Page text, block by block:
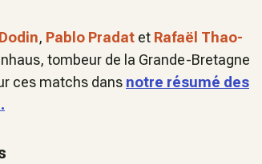
, Pablo Pradat et Rafaël Thao-
tombeur de la Grande-Bretagne
ces matchs dans notre résumé des